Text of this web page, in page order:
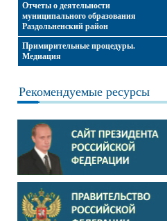
Отчеты о деятельности
муниципального образования
Раздольненский район
Примирительные процедуры.
Медиация
Рекомендуемые ресурсы